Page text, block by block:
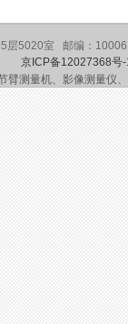
5层5020室 邮编：
京ICP备12027368号
臂测量机、影像测量仪